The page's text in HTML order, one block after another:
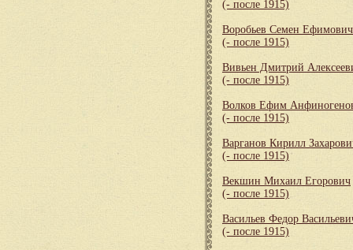
(- после 1915)
Воробьев Семен Ефимович
(- после 1915)
Вивьен Дмитрий
(- после 1915)
Волков Ефим
(- после 1915)
Варганов Кирилл
(- после 1915)
Векшин Михаил Егорович
(- после 1915)
Васильев Федор
(- после 1915)